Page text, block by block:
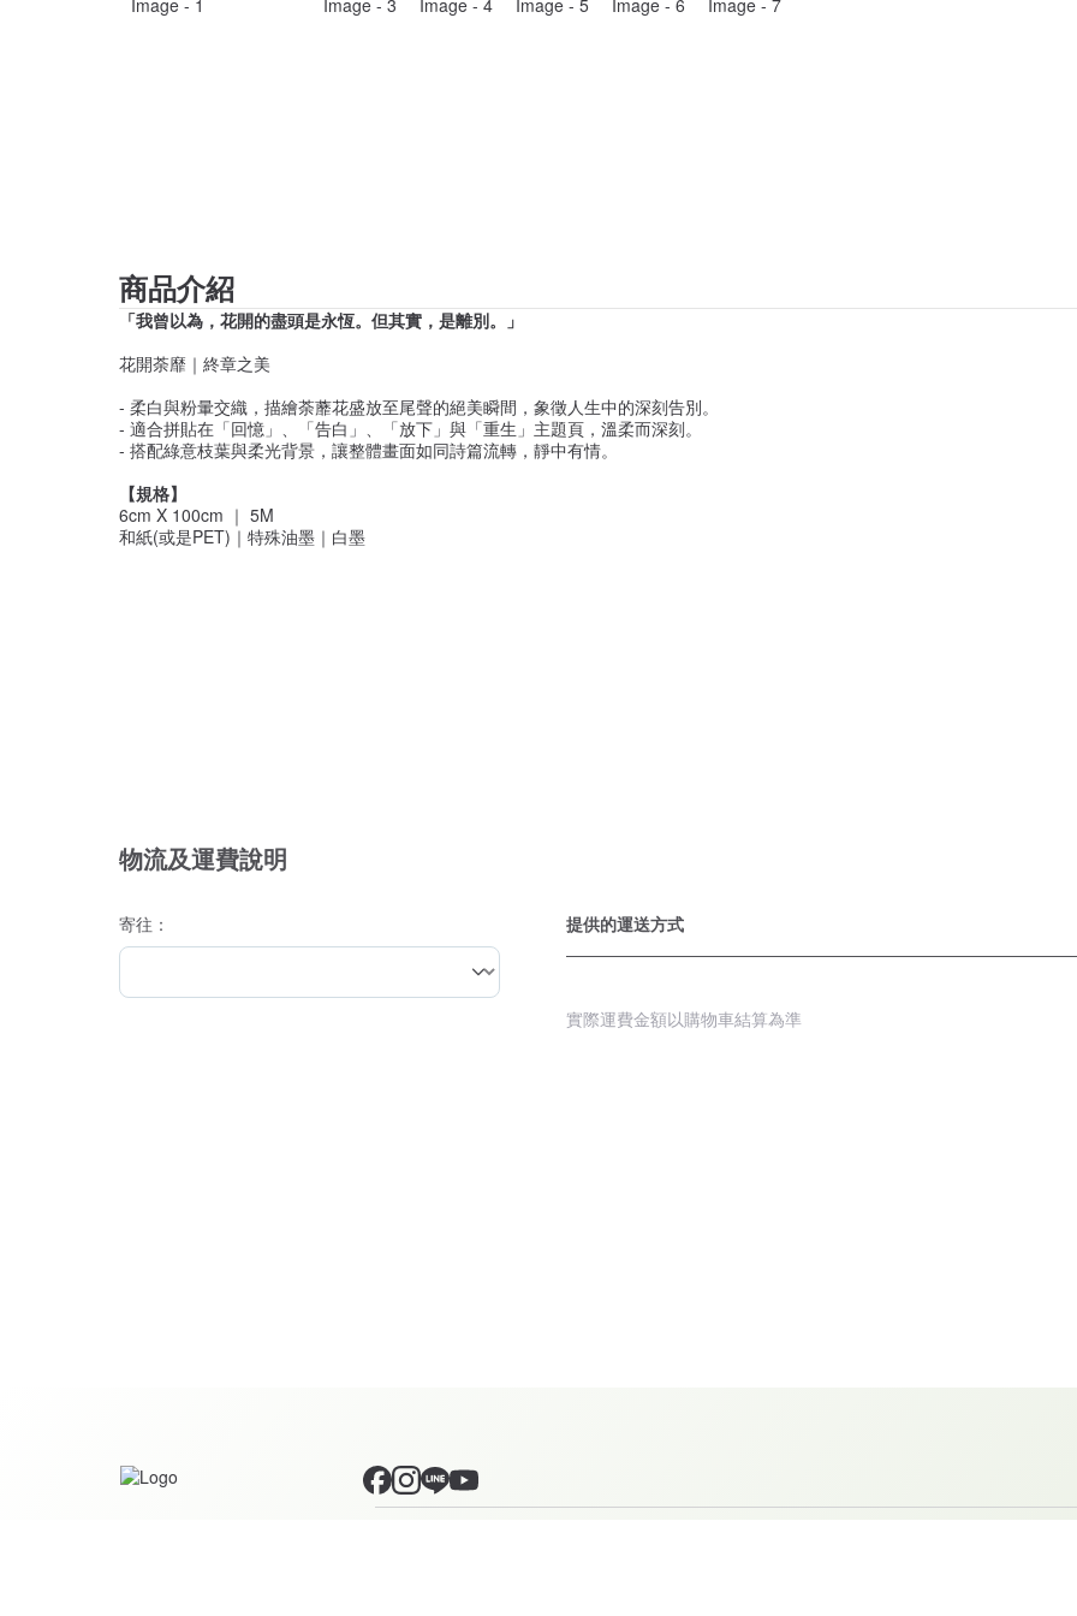
商品介紹
「我曾以為，花開的盡頭是永恆。但其實，是離別。」
花開荼靡｜終章之美
- 柔白與粉暈交織，描繪荼蘼花盛放至尾聲的絕美瞬間，象徵人生中的深刻告別。
- 適合拼貼在「回憶」、「告白」、「放下」與「重生」主題頁，溫柔而深刻。
- 搭配綠意枝葉與柔光背景，讓整體畫面如同詩篇流轉，靜中有情。
【規格】
6cm X 100cm ｜ 5M
和紙(或是PET)｜特殊油墨｜白墨
物流及運費說明
寄往： 提供的運送方式
實際運費金額以購物車結算為準